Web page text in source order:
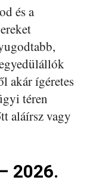
és a
akár ígéretes
téren
aláírsz vagy
2026.